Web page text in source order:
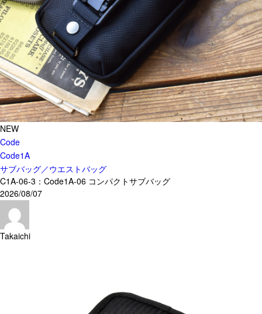
カスタムバッグ
デジアナ格納庫
FreeFree トート
ちょっとミリタリー
カスタムパーツ
コピーノート
ふわふわケース
ポータブルオーディオケース
Astell&Kern
SONY
ショルダーバッグ
斜めがけショルダーバッグ
NEW
Code
Code1A
サブバッグ／ウエストバッグ
C1A-06-3：Code1A-06 コンパクトサブバッグ
2026/08/07
Takaichi